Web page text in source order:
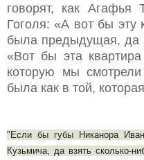
говорят, как Агафья
Гоголя: «А вот бы эту
была предыдущая, да
«Вот бы эта
которую мы
была как в той,
"Если бы губы Никанора
Кузьмича, да взять сколько-